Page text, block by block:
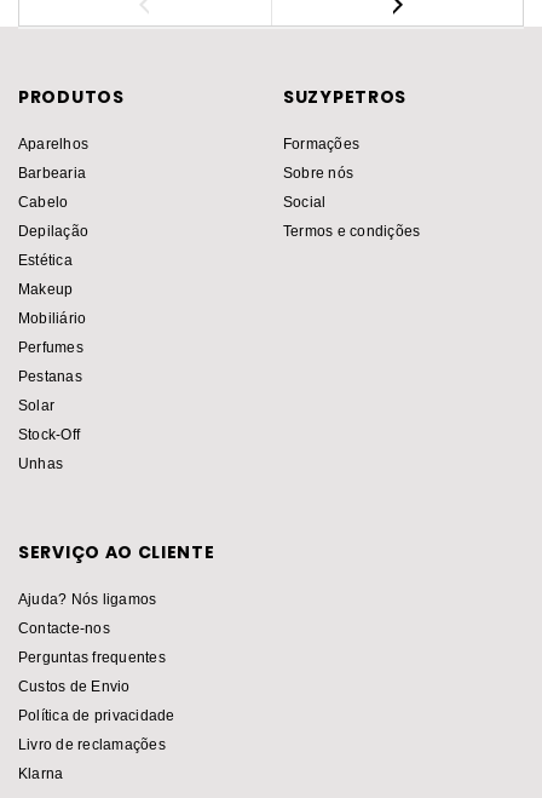
PRODUTOS
Aparelhos
Barbearia
Cabelo
Depilação
Estética
Makeup
Mobiliário
Perfumes
Pestanas
Solar
Stock-Off
Unhas
SUZYPETROS
Formações
Sobre nós
Social
Termos e condições
SERVIÇO AO CLIENTE
Ajuda? Nós ligamos
Contacte-nos
Perguntas frequentes
Custos de Envio
Política de privacidade
Livro de reclamações
Klarna